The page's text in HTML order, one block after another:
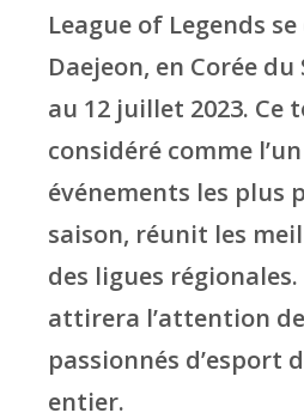
League of Legends
Daejeon, en Corée
au 12 juillet 2023. Ce
considéré comme
événements les plus
saison, réunit les
des ligues
attirera l’attention
passionnés d’esport
entier.